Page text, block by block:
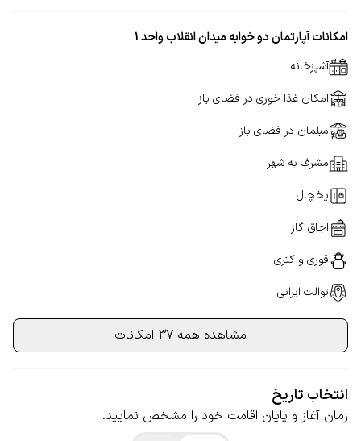
امکانات آپارتمان دو خوابه میدان انقلاب واحد 1
آشپزخانه
امکان غذا خوری در فضای باز
مبلمان در فضای باز
مشرف به شهر
یخچال
اجاق گاز
قوری و کتری
توالت ایرانی
مشاهده همه 37 امکانات
انتخاب تاریخ
زمان آغاز و پایان اقامت خود را مشخص نمایید.